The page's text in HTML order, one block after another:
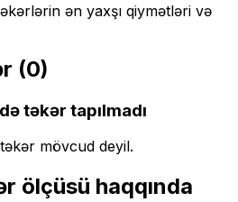
ən yaxşı qiymətləri və
(0)
təkər tapılmadı
mövcud deyil.
ölçüsü haqqında